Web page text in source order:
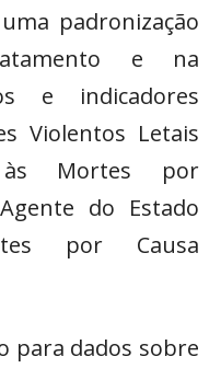
padronização
e na
e indicadores
Violentos Letais
às Mortes por
do Estado
por Causa
para dados sobre